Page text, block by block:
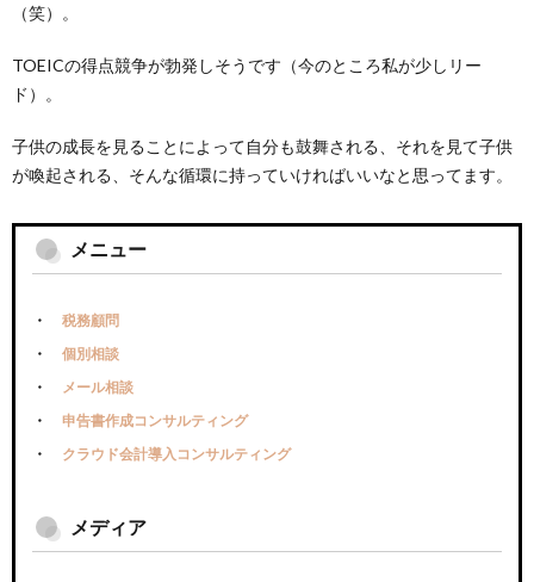
（笑）。
TOEICの得点競争が勃発しそうです（今のところ私が少しリー
ド）。
子供の成長を見ることによって自分も鼓舞される、それを見て子供
が喚起される、そんな循環に持っていければいいなと思ってます。
メニュー
税務顧問
個別相談
メール相談
申告書作成コンサルティング
クラウド会計導入コンサルティング
メディア